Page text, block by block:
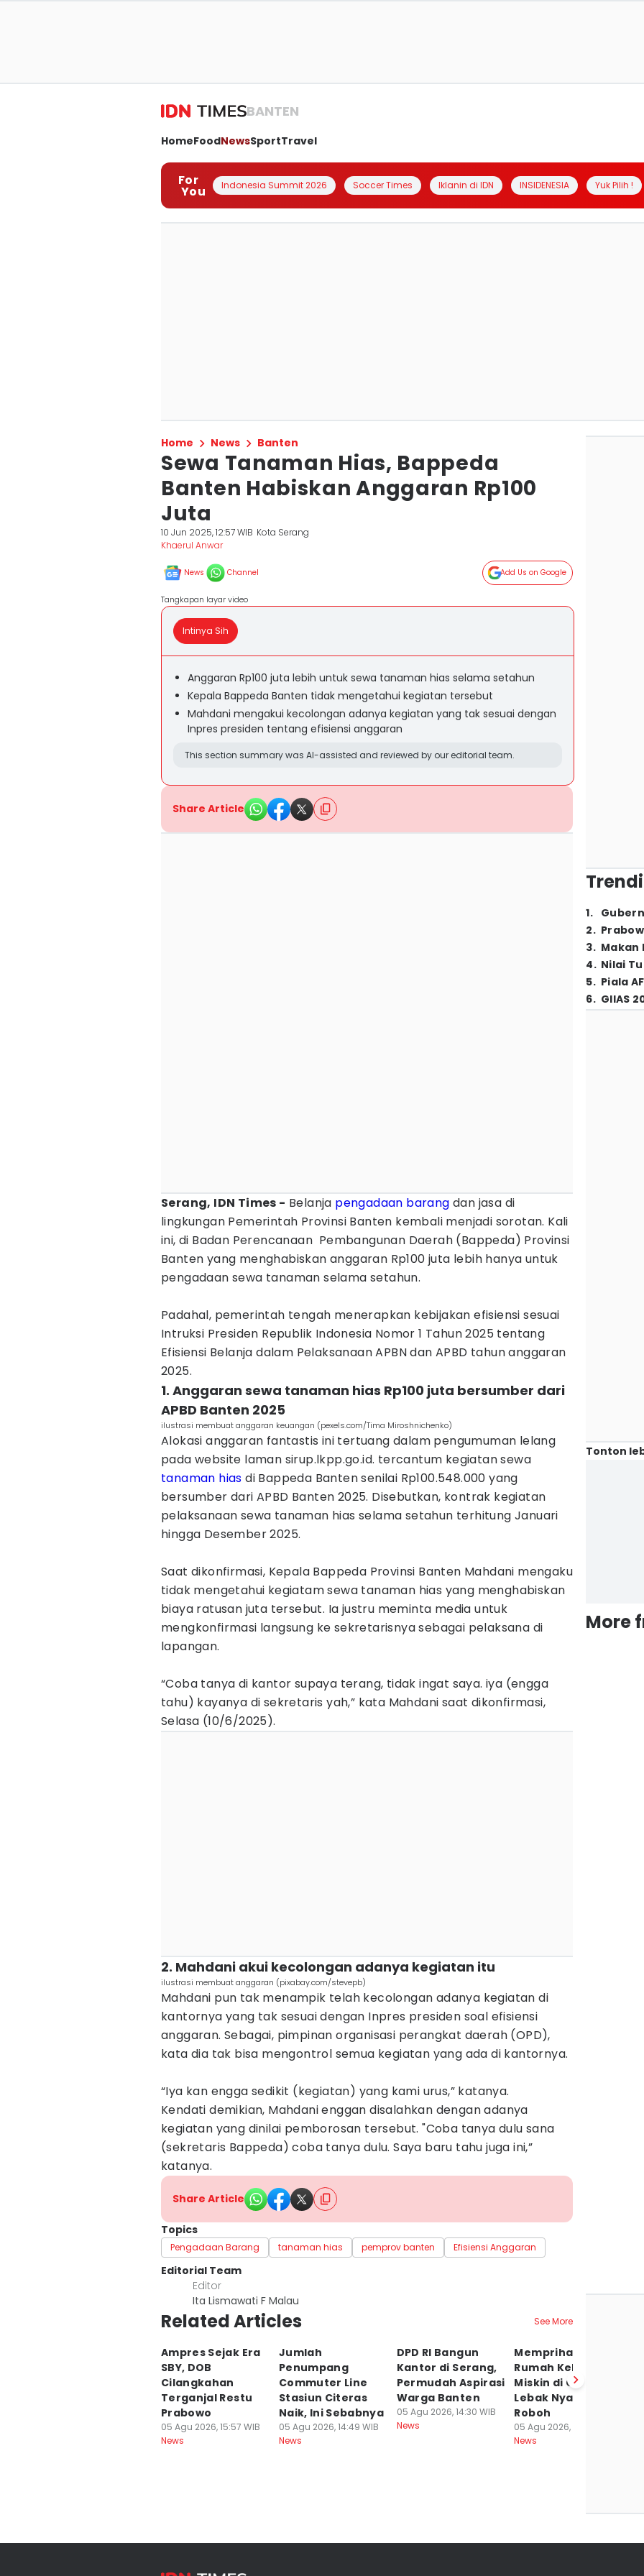
BANTEN
HomeFoodNewsSportTravel
For
You Indonesia Summit 2026 Soccer Times Iklanin di IDN INSIDENESIA Yuk Pilih !
Home News Banten
Sewa Tanaman Hias, Bappeda
Banten Habiskan Anggaran Rp100
Juta
10 Jun 2025, 12:57 WIB Kota Serang
Khaerul Anwar
News Channel Add Us on Google
Tangkapan layar video
Intinya Sih
Anggaran Rp100 juta lebih untuk sewa tanaman hias selama setahun
Kepala Bappeda Banten tidak mengetahui kegiatan tersebut
Mahdani mengakui kecolongan adanya kegiatan yang tak sesuai dengan
Inpres presiden tentang efisiensi anggaran
This section summary was AI-assisted and reviewed by our editorial team.
Share Article
Serang, IDN Times - Belanja pengadaan barang dan jasa di
lingkungan Pemerintah Provinsi Banten kembali menjadi sorotan. Kali
ini, di Badan Perencanaan Pembangunan Daerah (Bappeda) Provinsi
Banten yang menghabiskan anggaran Rp100 juta lebih hanya untuk
pengadaan sewa tanaman selama setahun.
Padahal, pemerintah tengah menerapkan kebijakan efisiensi sesuai
Intruksi Presiden Republik Indonesia Nomor 1 Tahun 2025 tentang
Efisiensi Belanja dalam Pelaksanaan APBN dan APBD tahun anggaran
2025.
1. Anggaran sewa tanaman hias Rp100 juta bersumber dari
APBD Banten 2025
ilustrasi membuat anggaran keuangan (pexels.com/Tima Miroshnichenko)
Alokasi anggaran fantastis ini tertuang dalam pengumuman lelang
pada website laman sirup.lkpp.go.id. tercantum kegiatan sewa
tanaman hias di Bappeda Banten senilai Rp100.548.000 yang
bersumber dari APBD Banten 2025. Disebutkan, kontrak kegiatan
pelaksanaan sewa tanaman hias selama setahun terhitung Januari
hingga Desember 2025.
Saat dikonfirmasi, Kepala Bappeda Provinsi Banten Mahdani mengaku
tidak mengetahui kegiatam sewa tanaman hias yang menghabiskan
biaya ratusan juta tersebut. Ia justru meminta media untuk
mengkonfirmasi langsung ke sekretarisnya sebagai pelaksana di
lapangan.
“Coba tanya di kantor supaya terang, tidak ingat saya. iya (engga
tahu) kayanya di sekretaris yah,” kata Mahdani saat dikonfirmasi,
Selasa (10/6/2025).
2. Mahdani akui kecolongan adanya kegiatan itu
ilustrasi membuat anggaran (pixabay.com/stevepb)
Mahdani pun tak menampik telah kecolongan adanya kegiatan di
kantornya yang tak sesuai dengan Inpres presiden soal efisiensi
anggaran. Sebagai, pimpinan organisasi perangkat daerah (OPD),
kata dia tak bisa mengontrol semua kegiatan yang ada di kantornya.
“Iya kan engga sedikit (kegiatan) yang kami urus,” katanya.
Kendati demikian, Mahdani enggan disalahkan dengan adanya
kegiatan yang dinilai pemborosan tersebut. "Coba tanya dulu sana
(sekretaris Bappeda) coba tanya dulu. Saya baru tahu juga ini,”
katanya.
Share Article
Topics
Pengadaan Barang tanaman hias pemprov banten Efisiensi Anggaran
Editorial Team
Editor
Ita Lismawati F Malau
Related Articles See More
Ampres Sejak Era
SBY, DOB
Cilangkahan
Terganjal Restu
Prabowo
05 Agu 2026, 15:57 WIB
News
Jumlah
Penumpang
Commuter Line
Stasiun Citeras
Naik, Ini Sebabnya
05 Agu 2026, 14:49 WIB
News
DPD RI Bangun
Kantor di Serang,
Permudah Aspirasi
Warga Banten
05 Agu 2026, 14:30 WIB
News
Memprihatinkan,
Rumah Keluarga
Miskin di Cileles
Lebak Nyaris
Roboh
05 Agu 2026, 09:09 WIB
News
1.
2.
3. Makan
4. Nilai
5. Piala
6. GIIAS
Tonton
More